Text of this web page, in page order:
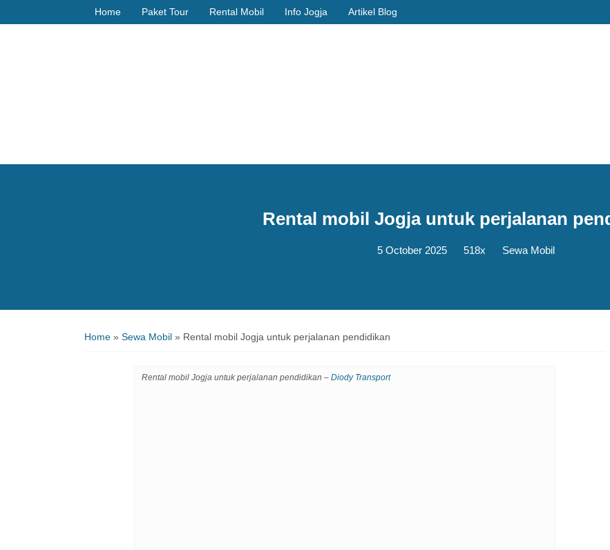
Home Paket Tour Rental Mobil Info Jogja Artikel Blog
Rental mobil Jogja untuk perjalanan
5 October 2025 518x Sewa Mobil
Home » Sewa Mobil » Rental mobil Jogja untuk perjalanan pendidikan
Rental mobil Jogja untuk perjalanan pendidikan – Diody Transport